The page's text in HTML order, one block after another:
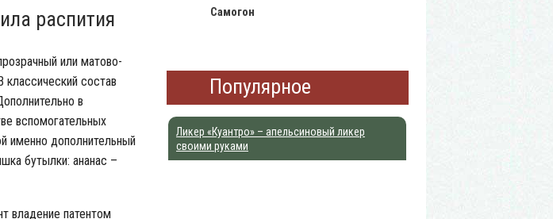
распития
или матово-
состав
в
вспомогательных
именно дополнительный
бутылки: ананас –
владение патентом
Самогон
Популярное
Ликер «Куантро» – апельсиновый ликер
своими руками